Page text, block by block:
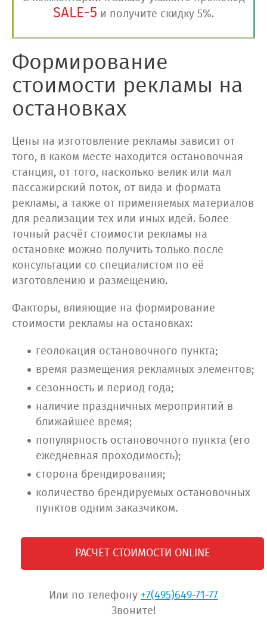
SALE-5 и получите скидку 5%.
Формирование
стоимости рекламы на
остановках
Цены на изготовление рекламы зависит от
того, в каком месте находится остановочная
станция, от того, насколько велик или мал
пассажирский поток, от вида и формата
рекламы, а также от применяемых материалов
для реализации тех или иных идей. Более
точный расчёт стоимости рекламы на
остановке можно получить только после
консультации со специалистом по её
изготовлению и размещению.
Факторы, влияющие на формирование
стоимости рекламы на остановках:
геолокация остановочного пункта;
время размещения рекламных элементов;
сезонность и период года;
наличие праздничных мероприятий в
ближайшее время;
популярность остановочного пункта (его
ежедневная проходимость);
сторона брендирования;
количество брендируемых остановочных
пунктов одним заказчиком.
РАСЧЕТ СТОИМОСТИ ONLINE
Или по телефону+7(495)649-71-77
Звоните!